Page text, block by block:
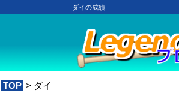
ダイの成績
TOP > ダイ